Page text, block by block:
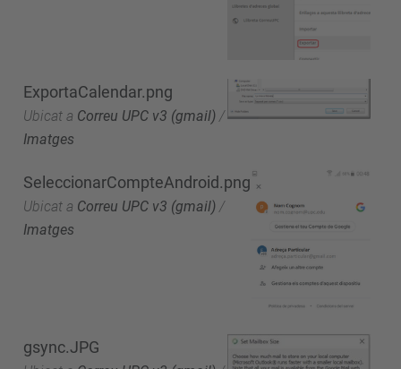
ExportaCalendar.png
Ubicat a Correu UPC v3 (gmail) /
Imatges
SeleccionarCompteAndroid.png
Ubicat a Correu UPC v3 (gmail) /
Imatges
gsync.JPG